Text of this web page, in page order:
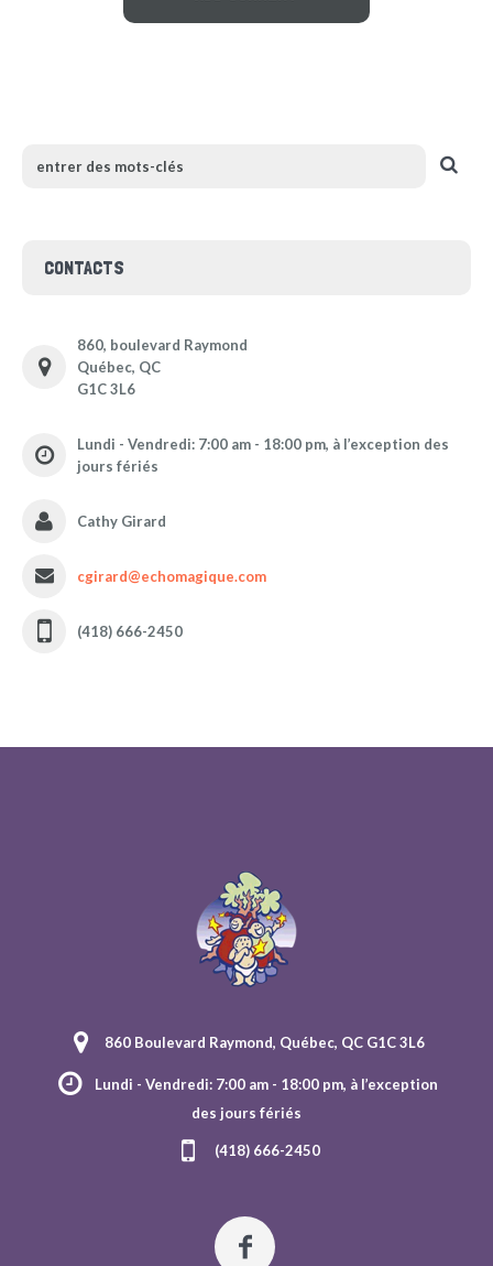
CONTACTS
860, boulevard Raymond
Québec, QC
G1C 3L6
Lundi - Vendredi: 7:00 am - 18:00 pm, à l’exception des
jours fériés
Cathy Girard
cgirard@echomagique.com
(418) 666-2450
860 Boulevard Raymond, Québec, QC G1C 3L6
Lundi - Vendredi: 7:00 am - 18:00 pm, à l’exception
des jours fériés
(418) 666-2450